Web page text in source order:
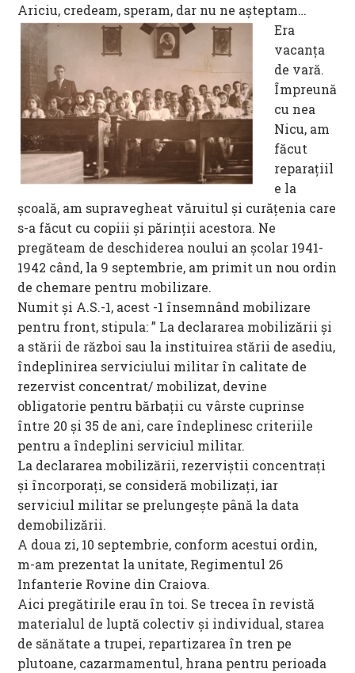
Ariciu, credeam, speram, dar nu ne așteptam…
Era
vacanţa
de vară.
Împreună
cu nea
Nicu, am
făcut
reparaţiil
e la
şcoală, am supravegheat văruitul şi curăţenia care
s-a făcut cu copiii şi părinţii acestora. Ne
pregăteam de deschiderea noului an şcolar 1941-
1942 când, la 9 septembrie, am primit un nou ordin
de chemare pentru mobilizare.
Numit și A.S.-1, acest -1 însemnând mobilizare
pentru front, stipula: ” La declararea mobilizării şi
a stării de război sau la instituirea stării de asediu,
îndeplinirea serviciului militar în calitate de
rezervist concentrat/ mobilizat, devine
obligatorie pentru bărbaţii cu vârste cuprinse
între 20 şi 35 de ani, care îndeplinesc criteriile
pentru a îndeplini serviciul militar.
La declararea mobilizării, rezerviştii concentraţi
şi încorporaţi, se consideră mobilizaţi, iar
serviciul militar se prelungeşte până la data
demobilizării.
A doua zi, 10 septembrie, conform acestui ordin,
m-am prezentat la unitate, Regimentul 26
Infanterie Rovine din Craiova.
Aici pregătirile erau în toi. Se trecea în revistă
materialul de luptă colectiv și individual, starea
de sănătate a trupei, repartizarea în tren pe
plutoane, cazarmamentul, hrana pentru perioada